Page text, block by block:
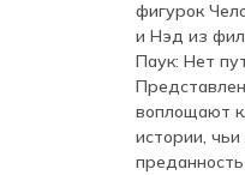
Паук:
Нет
пути
домой
Человек-
паук,
ЭмДжей
и
Нэд
фигурок
и Нэд из
Паук: Нет
воплощают
истории,